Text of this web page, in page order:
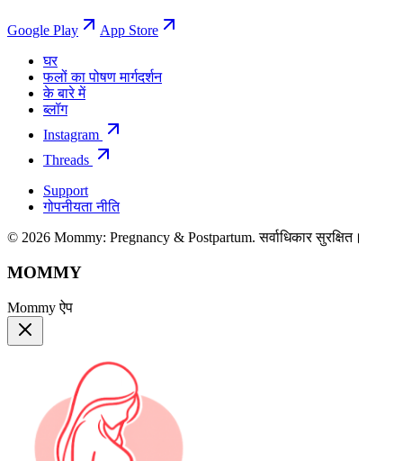
Google Play
App Store
घर
फलों का पोषण मार्गदर्शन
के बारे में
ब्लॉग
Instagram
Threads
Support
गोपनीयता नीति
© 2026 Mommy: Pregnancy & Postpartum. सर्वाधिकार सुरक्षित।
MOMMY
Mommy ऐप